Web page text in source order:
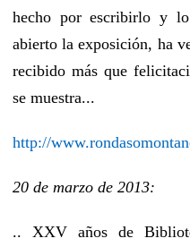
hecho por escribirlo y
abierto la exposición, ha
recibido más que
se muestra...
http://
20 de marzo de 2013:
.. XXV años de